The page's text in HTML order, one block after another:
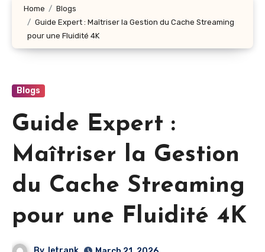
Home
Blogs
Guide Expert : Maîtriser la Gestion du Cache Streaming
pour une Fluidité 4K
Blogs
Guide Expert :
Maîtriser la Gestion
du Cache Streaming
pour une Fluidité 4K